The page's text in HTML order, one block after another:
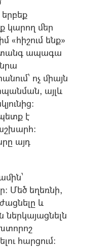
կարող մեր
«հիշում ենք»
ապագա
ոչ միայն
այլև
է
այդ
Մեծ եղեռնի,
և
հարցում: